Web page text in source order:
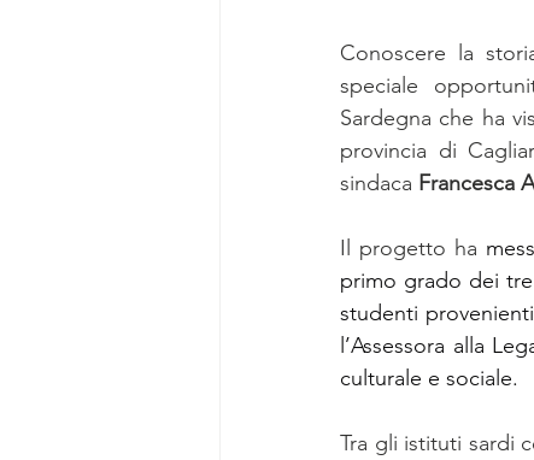
Conoscere la
speciale
Sardegna che ha
provincia di
sindaca Francesca
Il progetto ha
primo grado dei
studenti
l’Assessora alla
culturale e sociale.
Tra gli istituti sardi